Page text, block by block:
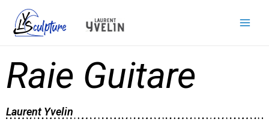
Raie Guitare
Laurent Yvelin